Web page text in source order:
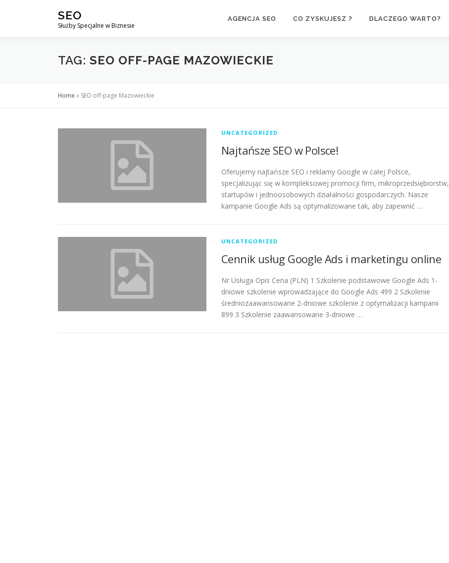
SEO
Służby Specjalne w Biznesie
AGENCJA SEO CO ZYSKUJESZ ? DLACZEGO WARTO?
TAG: SEO OFF-PAGE MAZOWIECKIE
Home» SEO off-page Mazowieckie
UNCATEGORIZED
Najtańsze SEO w Polsce!
Oferujemy najtańsze SEO i reklamy Google w całej Polsce,
specjalizując się w kompleksowej promocji firm, mikroprzedsiębiorstw,
startupów i jednoosobowych działalności gospodarczych. Nasze
kampanie Google Ads są optymalizowane tak, aby zapewnić …
UNCATEGORIZED
Cennik usług Google Ads i marketingu online
Nr Usługa Opis Cena (PLN) 1 Szkolenie podstawowe Google Ads 1-
dniowe szkolenie wprowadzające do Google Ads 499 2 Szkolenie
średniozaawansowane 2-dniowe szkolenie z optymalizacji kampanii
899 3 Szkolenie zaawansowane 3-dniowe …